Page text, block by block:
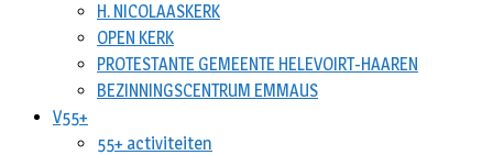
H. NICOLAASKERK
OPEN KERK
PROTESTANTE GEMEENTE HELEVOIRT-HAAREN
BEZINNINGSCENTRUM EMMAUS
V55+
55+ activiteiten